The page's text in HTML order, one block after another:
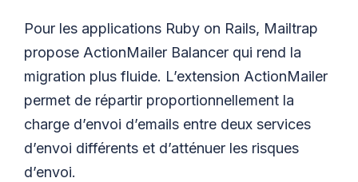
Pour les applications Ruby on Rails, Mailtrap
propose ActionMailer Balancer qui rend la
migration plus fluide. L’extension ActionMailer
permet de répartir proportionnellement la
charge d’envoi d’emails entre deux services
d’envoi différents et d’atténuer les risques
d’envoi.